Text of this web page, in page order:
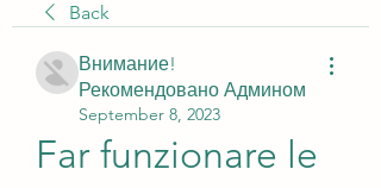
Back
Внимание!
Рекомендовано Админом
September 8, 2023
Far funzionare le